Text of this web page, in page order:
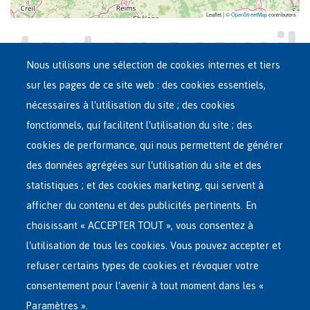
Leaflet | ©OpenStreetMapcontributors
Main
French
Menu
ASILE EN BELGIQUE
RÉSEAU D'ACCUEIL
RETOUR VOLONTAIRE
INTERNATIONAL
À PROPOS DE FEDASIL
Nous utilisons une sélection de cookies internes et tiers
sur les pages de ce site web : des cookies essentiels,
nécessaires à l'utilisation du site ; des cookies
fonctionnels, qui facilitent l'utilisation du site ; des
cookies de performance, qui nous permettent de générer
des données agrégées sur l'utilisation du site et des
statistiques ; et des cookies marketing, qui servent à
afficher du contenu et des publicités pertinents. En
choisissant « ACCEPTER TOUT », vous consentez à
l'utilisation de tous les cookies. Vous pouvez accepter et
refuser certains types de cookies et révoquer votre
consentement pour l'avenir à tout moment dans les «
Paramètres ».